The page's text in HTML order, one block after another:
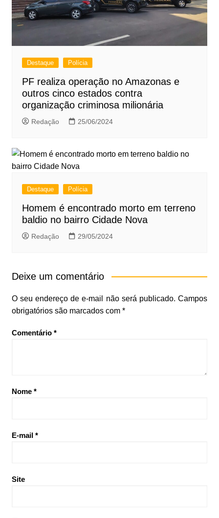
Destaque Polícia
PF realiza operação no Amazonas e
outros cinco estados contra
organização criminosa milionária
Redação 25/06/2024
Destaque Polícia
Homem é encontrado morto em terreno
baldio no bairro Cidade Nova
Redação 29/05/2024
Deixe um comentário
O seu endereço de e-mail não será publicado. Campos
obrigatórios são marcados com *
Comentário *
Nome *
E-mail *
Site